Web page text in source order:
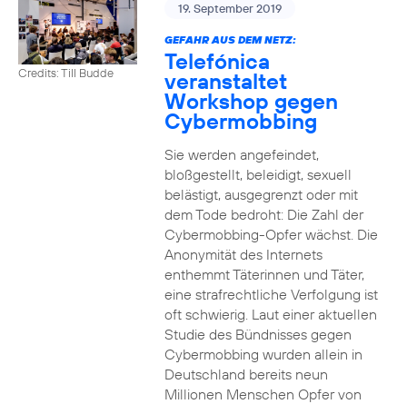
Credits: Till Budde
19. September 2019
GEFAHR AUS DEM NETZ:
Telefónica
veranstaltet
Workshop gegen
Cybermobbing
Sie werden angefeindet,
bloßgestellt, beleidigt, sexuell
belästigt, ausgegrenzt oder mit
dem Tode bedroht: Die Zahl der
Cybermobbing-Opfer wächst. Die
Anonymität des Internets
enthemmt Täterinnen und Täter,
eine strafrechtliche Verfolgung ist
oft schwierig. Laut einer aktuellen
Studie des Bündnisses gegen
Cybermobbing wurden allein in
Deutschland bereits neun
Millionen Menschen Opfer von